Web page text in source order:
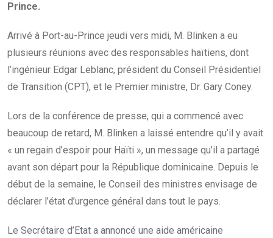
Prince.
Arrivé à Port-au-Prince jeudi vers midi, M. Blinken a eu
plusieurs réunions avec des responsables haïtiens, dont
l’ingénieur Edgar Leblanc, président du Conseil Présidentiel
de Transition (CPT), et le Premier ministre, Dr. Gary Coney.
Lors de la conférence de presse, qui a commencé avec
beaucoup de retard, M. Blinken a laissé entendre qu’il y avait
« un regain d’espoir pour Haïti », un message qu’il a partagé
avant son départ pour la République dominicaine. Depuis le
début de la semaine, le Conseil des ministres envisage de
déclarer l’état d’urgence général dans tout le pays.
Le Secrétaire d’Etat a annoncé une aide américaine